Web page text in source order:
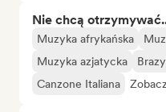
Nie chcą
Muzyka afrykańska
Muzyka azjatycka
Canzone Italiana